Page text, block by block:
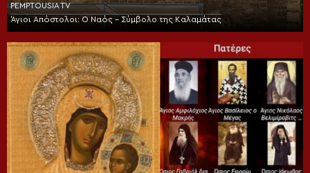
PEMPTOUSIA TV
Άγιοι Απόστολοι: Ο Ναός – Σύμβολο της Καλαμάτας